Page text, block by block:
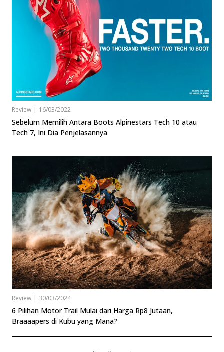
Review | 16/03/2022
Sebelum Memilih Antara Boots Alpinestars Tech 10 atau
Tech 7, Ini Dia Penjelasannya
Review | 30/03/2024
6 Pilihan Motor Trail Mulai dari Harga Rp8 Jutaan,
Braaaapers di Kubu yang Mana?